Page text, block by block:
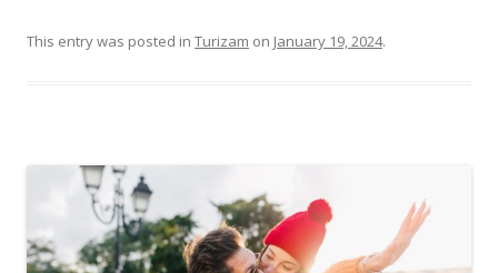
This entry was posted in Turizam on January 19, 2024.